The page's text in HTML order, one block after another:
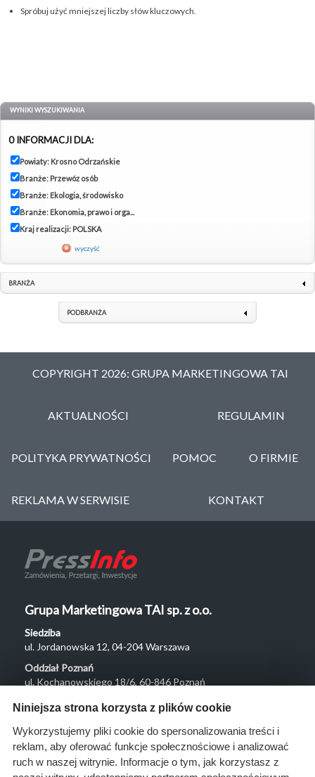
Spróbuj użyć mniejszej liczby słów kluczowych.
WYNIKI WYSZUKIWANIA
0 INFORMACJI DLA:
Powiaty: Krosno Odrzańskie
Branże: Przewóz osób
Branże: Ekologia, środowisko
Branże: Ekonomia, prawo i orga...
Kraj realizacji: POLSKA
wyczyść
BRANŻA
PODBRANŻA
COPYRIGHT 2026: GRUPA MARKETINGOWA TAI
AKTUALNOŚCI REGULAMIN
POLITYKA PRYWATNOŚCI POMOC O FIRMIE
REKLAMA W SERWISIE KONTAKT
Grupa Marketingowa TAI sp. z o.o.
Siedziba
ul. Jordanowska 12, 04-204 Warszawa
Oddział Poznań
ul. Kochanowskiego 18/6, 60-846 Poznań
Menu
O nas
Rozwiązania
Niniejsza strona korzysta z plików cookie
Wykorzystujemy pliki cookie do spersonalizowania treści i
reklam, aby oferować funkcje społecznościowe i analizować
ruch w naszej witrynie. Informacje o tym, jak korzystasz z